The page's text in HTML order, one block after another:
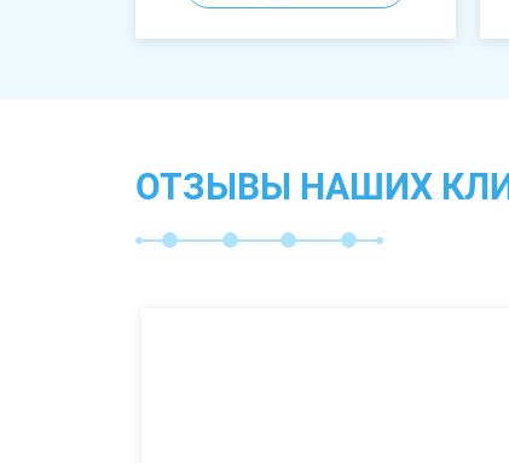
ОТЗЫВЫ НАШИХ